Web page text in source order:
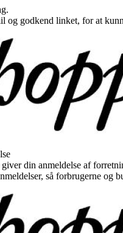
og godkend linket, for at
din anmeldelse af
så forbrugerne og